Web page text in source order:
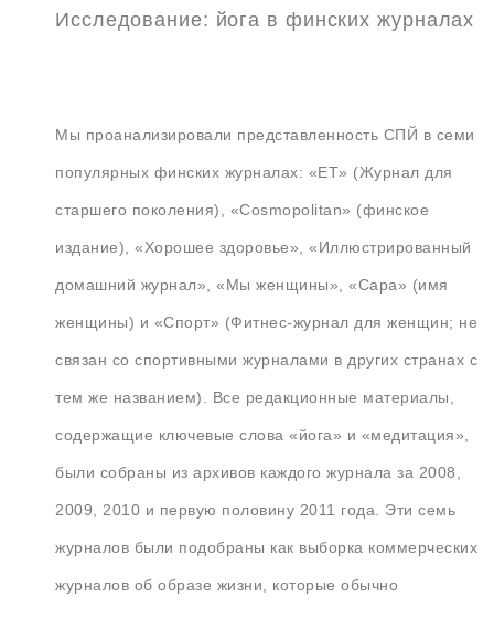
Исследование: йога в финских журналах
Мы проанализировали представленность СПЙ в семи
популярных финских журналах: «ET» (Журнал для
старшего поколения), «Cosmopolitan» (финское
издание), «Хорошее здоровье», «Иллюстрированный
домашний журнал», «Мы женщины», «Сара» (имя
женщины) и «Спорт» (Фитнес-журнал для женщин; не
связан со спортивными журналами в других странах с
тем же названием). Все редакционные материалы,
содержащие ключевые слова «йога» и «медитация»,
были собраны из архивов каждого журнала за 2008,
2009, 2010 и первую половину 2011 года. Эти семь
журналов были подобраны как выборка коммерческих
журналов об образе жизни, которые обычно